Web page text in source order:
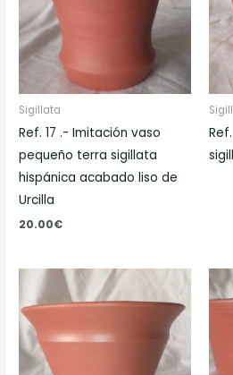
Sigillata
Ref. 17 .- Imitación vaso
pequeño terra sigillata
hispánica acabado liso de
Urcilla
20.00€